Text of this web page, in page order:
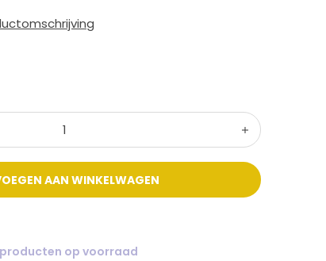
AAN WINKELWAGEN
op voorraad